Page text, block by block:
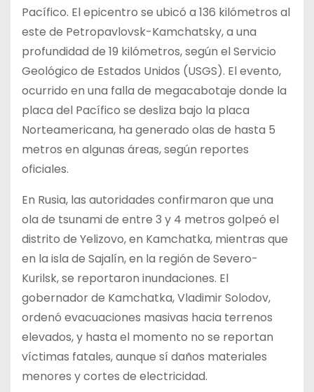
Pacífico. El epicentro se ubicó a 136 kilómetros al
este de Petropavlovsk-Kamchatsky, a una
profundidad de 19 kilómetros, según el Servicio
Geológico de Estados Unidos (USGS). El evento,
ocurrido en una falla de megacabotaje donde la
placa del Pacífico se desliza bajo la placa
Norteamericana, ha generado olas de hasta 5
metros en algunas áreas, según reportes
oficiales.
En Rusia, las autoridades confirmaron que una
ola de tsunami de entre 3 y 4 metros golpeó el
distrito de Yelizovo, en Kamchatka, mientras que
en la isla de Sajalín, en la región de Severo-
Kurilsk, se reportaron inundaciones. El
gobernador de Kamchatka, Vladimir Solodov,
ordenó evacuaciones masivas hacia terrenos
elevados, y hasta el momento no se reportan
víctimas fatales, aunque sí daños materiales
menores y cortes de electricidad.